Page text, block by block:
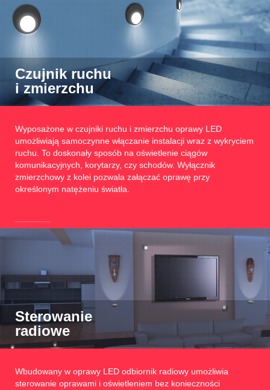
Czujnik ruchu
i zmierzchu
Wyposażone w czujniki ruchu i zmierzchu oprawy LED
umożliwiają samoczynne włączanie instalacji wraz z wykryciem
ruchu. To doskonały sposób na oświetlenie ciągów
komunikacyjnych, korytarzy, czy schodów. Wyłącznik
zmierzchowy z kolei pozwala załączać oprawę przy
określonym natężeniu światła.
Sterowanie
radiowe
Wbudowany w oprawy LED odbiornik radiowy umożliwia
sterowanie oprawami i oświetleniem bez konieczności